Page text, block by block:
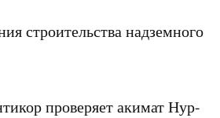
строительства надземного
проверяет акимат Нур-